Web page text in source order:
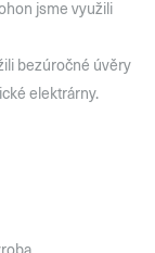
jsme využili
bezúročné úvěry
elektrárny.